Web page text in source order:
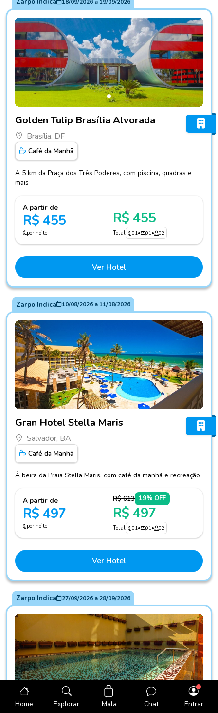
18/09/2026a 19/09/2026
Golden Tulip Brasília Alvorada
Brasília, DF
Café da Manhã
A 5 km da Praça dos Três Poderes, com piscina, quadras e
mais
A partir de
R$ 455
por noite
R$ 455
Total 01• 01• 02
Ver Hotel
Zarpo Indica 10/08/2026a 11/08/2026
Gran Hotel Stella Maris
Salvador, BA
Café da Manhã
À beira da Praia Stella Maris, com café da manhã e recreação
A partir de
R$ 497
por noite
R$ 613 19% OFF
R$ 497
Total 01• 01• 02
Ver Hotel
Zarpo Indica 27/09/2026a 28/09/2026
Fotos do hotel Vila Galé Paulista
Home Explorar Mala Chat Entrar